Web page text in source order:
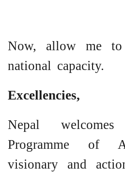
Now, allow me
national capacity.
Excellencies,
Nepal
Programme of
visionary and